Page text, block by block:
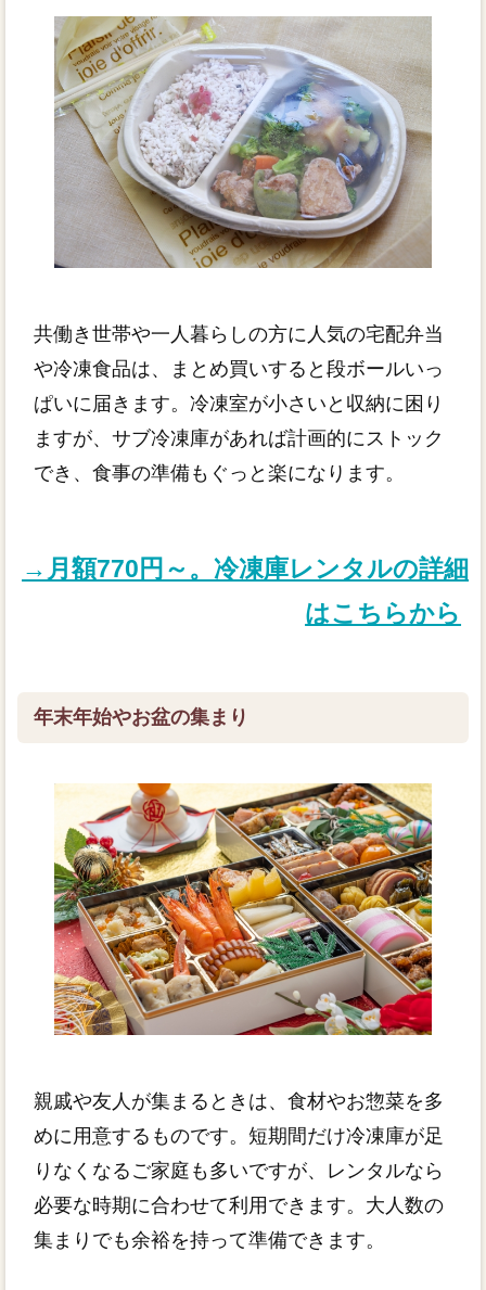
共働き世帯や一人暮らしの方に人気の宅配弁当
や冷凍食品は、まとめ買いすると段ボールいっ
ぱいに届きます。冷凍室が小さいと収納に困り
ますが、サブ冷凍庫があれば計画的にストック
でき、食事の準備もぐっと楽になります。
→月額770円～。冷凍庫レンタルの詳細
はこちらから
年末年始やお盆の集まり
親戚や友人が集まるときは、食材やお惣菜を多
めに用意するものです。短期間だけ冷凍庫が足
りなくなるご家庭も多いですが、レンタルなら
必要な時期に合わせて利用できます。大人数の
集まりでも余裕を持って準備できます。